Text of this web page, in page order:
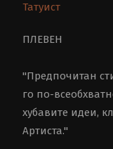
Татуист
ПЛЕВЕН
"Предпочитан
го по-
хубавите идеи,
Артиста."